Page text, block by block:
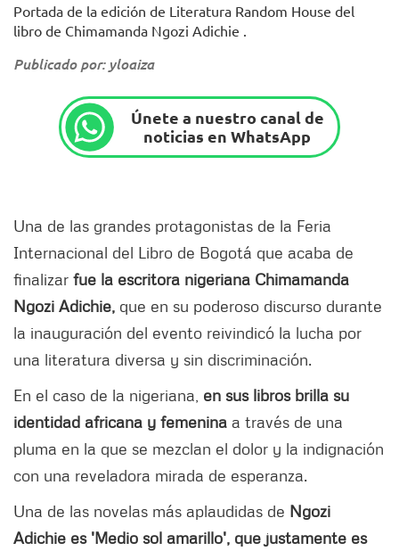
Portada de la edición de Literatura Random House del
libro de Chimamanda Ngozi Adichie .
Publicado por: yloaiza
Únete a nuestro canal de
noticias en WhatsApp
Una de las grandes protagonistas de la Feria
Internacional del Libro de Bogotá que acaba de
finalizar fue la escritora nigeriana Chimamanda
Ngozi Adichie, que en su poderoso discurso durante
la inauguración del evento reivindicó la lucha por
una literatura diversa y sin discriminación.
En el caso de la nigeriana, en sus libros brilla su
identidad africana y femenina a través de una
pluma en la que se mezclan el dolor y la indignación
con una reveladora mirada de esperanza.
Una de las novelas más aplaudidas de Ngozi
Adichie es 'Medio sol amarillo', que justamente es